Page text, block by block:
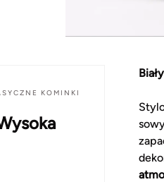
KOMINKI